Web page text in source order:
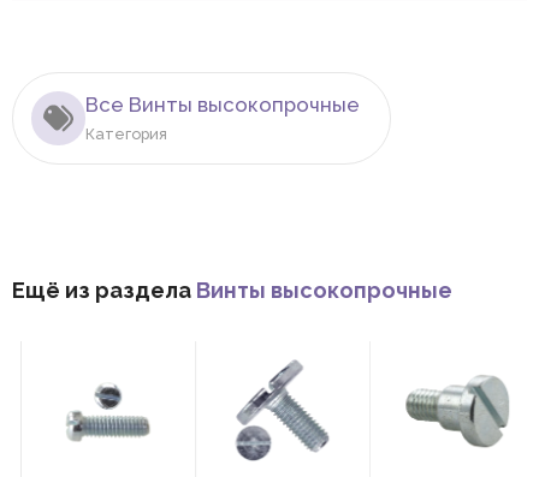
Все Винты высокопрочные
Категория
Ещё из раздела Винты высокопрочные